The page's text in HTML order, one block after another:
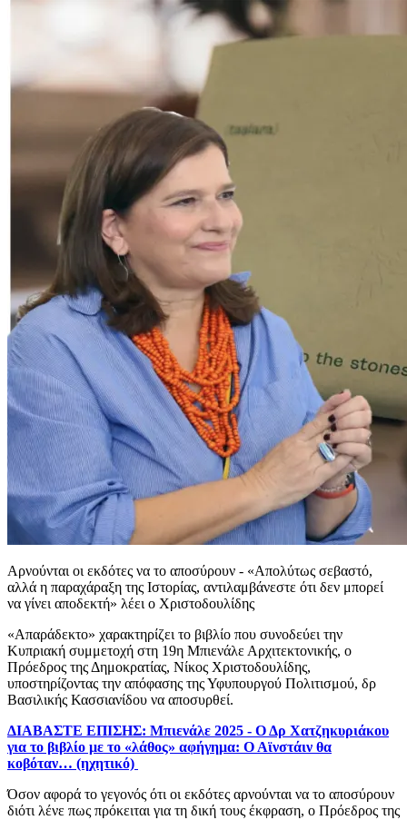
Αρνούνται οι εκδότες να το αποσύρουν - «Απολύτως σεβαστό,
αλλά η παραχάραξη της Ιστορίας, αντιλαμβάνεστε ότι δεν μπορεί
να γίνει αποδεκτή» λέει ο Χριστοδουλίδης
«Απαράδεκτο» χαρακτηρίζει το βιβλίο που συνοδεύει την
Κυπριακή συμμετοχή στη 19η Μπιενάλε Αρχιτεκτονικής, ο
Πρόεδρος της Δημοκρατίας, Νίκος Χριστοδουλίδης,
υποστηρίζοντας την απόφασης της Υφυπουργού Πολιτισμού, δρ
Βασιλικής Κασσιανίδου να αποσυρθεί.
ΔΙΑΒΑΣΤΕ ΕΠΙΣΗΣ: Μπιενάλε 2025 - Ο Δρ Χατζηκυριάκου
για το βιβλίο με το «λάθος» αφήγημα: Ο Αϊνστάιν θα
κοβόταν… (ηχητικό)
Όσον αφορά το γεγονός ότι οι εκδότες αρνούνται να το αποσύρουν
διότι λένε πως πρόκειται για τη δική τους έκφραση, ο Πρόεδρος της